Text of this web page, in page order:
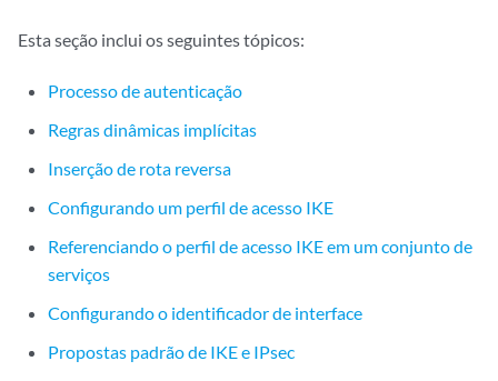
Esta seção inclui os seguintes tópicos:
Processo de autenticação
Regras dinâmicas implícitas
Inserção de rota reversa
Configurando um perfil de acesso IKE
Referenciando o perfil de acesso IKE em um conjunto de
serviços
Configurando o identificador de interface
Propostas padrão de IKE e IPsec